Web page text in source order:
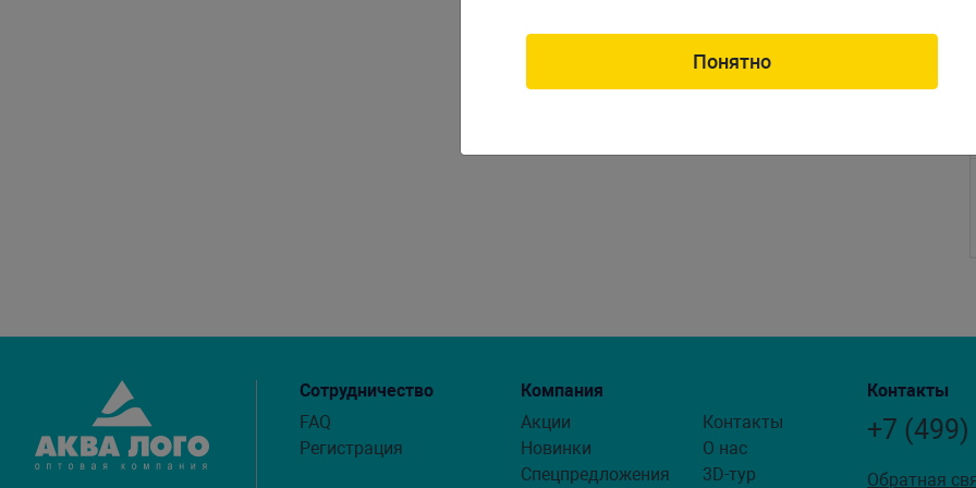
Сотрудничество
FAQ
Регистрация
Компания
Акции
Новинки
Спецпредложения
Контакты
О нас
3D-тур
Контакты
+7
Обратная
Понятно